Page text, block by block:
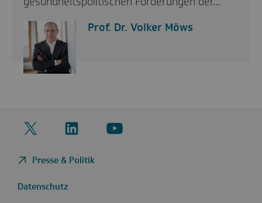
Prof. Dr. Volker Möws
Twitter
LinkedIn
YouTube
Presse & Politik
Datenschutz